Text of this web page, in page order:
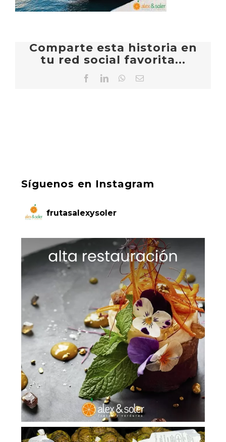
Comparte esta historia en
tu red social favorita...
FacebookLinkedInWhatsApp
Correo
Síguenos en Instagram
frutasalexysoler